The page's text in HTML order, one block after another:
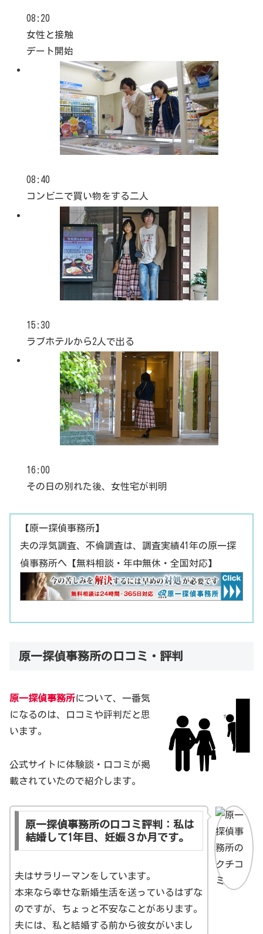
08:20
女性と接触
デート開始
08:40
コンビニで買い物をする二人
15:30
ラブホテルから2人で出る
16:00
その日の別れた後、女性宅が判明
【原一探偵事務所】
夫の浮気調査、不倫調査は、調査実績41年の原一探
偵事務所へ【無料相談・年中無休・全国対応】
原一探偵事務所の口コミ・評判
原一探偵事務所について、一番気
になるのは、口コミや評判だと思
います。
公式サイトに体験談・口コミが掲
載されていたので紹介します。
原一探偵事務所の口コミ評判：私は
結婚して1年目、妊娠３か月です。
夫はサラリーマンをしています。
本来なら幸せな新婚生活を送っているはずな
のですが、ちょっと不安なことがあります。
夫には、私と結婚する前から彼女がいまし